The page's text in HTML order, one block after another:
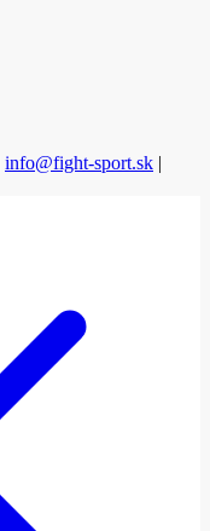
info@fight-sport.sk |